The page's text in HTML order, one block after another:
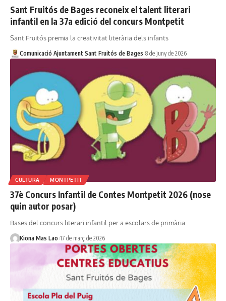
Sant Fruitós de Bages reconeix el talent literari
infantil en la 37a edició del concurs Montpetit
Sant Fruitós premia la creativitat literària dels infants
Comunicació Ajuntament Sant Fruitós de Bages 8 de juny de 2026
CULTURA MONTPETIT
37è Concurs Infantil de Contes Montpetit 2026 (nose
quin autor posar)
Bases del concurs literari infantil per a escolars de primària
Kiona Mas Lao 17 de març de 2026